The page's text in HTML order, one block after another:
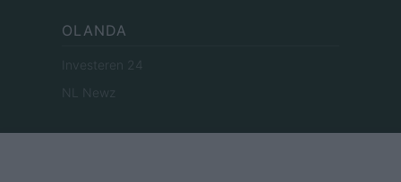
OLANDA
Investeren 24
NL Newz